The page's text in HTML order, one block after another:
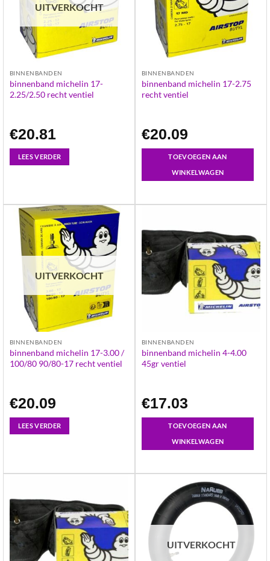
UITVERKOCHT
BINNENBANDEN
binnenband michelin 17-
2.25/2.50 recht ventiel
€20.81
LEES VERDER
BINNENBANDEN
binnenband michelin 17-2.75
recht ventiel
€20.09
TOEVOEGEN AAN
WINKELWAGEN
UITVERKOCHT
BINNENBANDEN
binnenband michelin 17-3.00 /
100/80 90/80-17 recht ventiel
€20.09
LEES VERDER
BINNENBANDEN
binnenband michelin 4-4.00
45gr ventiel
€17.03
TOEVOEGEN AAN
WINKELWAGEN
UITVERKOCHT